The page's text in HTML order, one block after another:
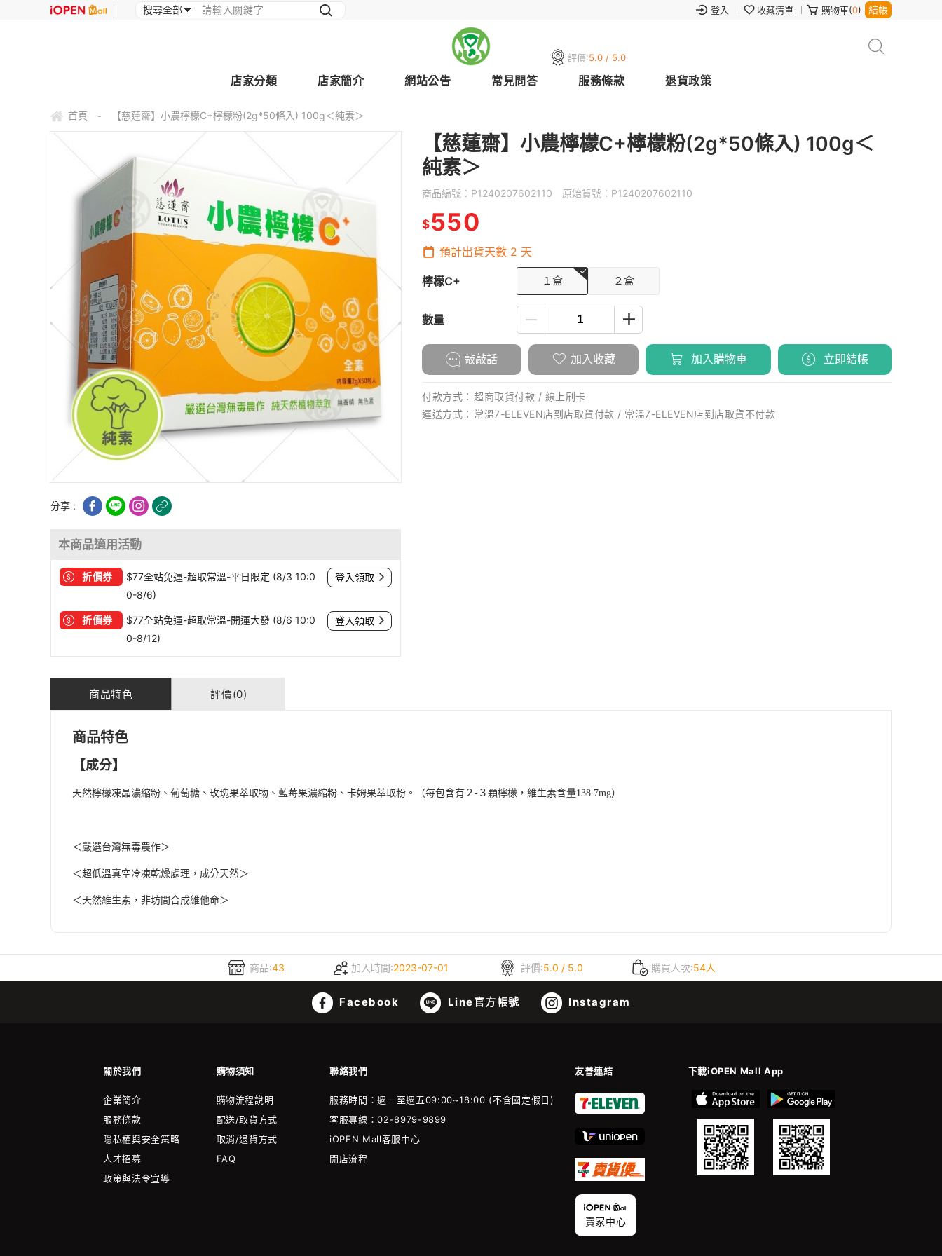
登入 收藏清單 購物車(0) 結帳
評價:5.0 / 5.0
店家分類 店家簡介 網站公告 常見問答 服務條款 退貨政策
首頁 - 【慈蓮齋】小農檸檬C+檸檬粉(2g*50條入) 100g＜純素＞
分享 :
本商品適用活動
折價券
$77全站免運-超取常溫-平日限定 (8/3 10:0
0-8/6)
登入領取
折價券
$77全站免運-超取常溫-開運大發 (8/6 10:0
0-8/12)
登入領取
【慈蓮齋】小農檸檬C+檸檬粉(2g*50條入) 100g＜
純素＞
商品編號： P1240207602110 原始貨號： P1240207602110
$550
預計出貨天數 2 天
檸檬C+ １盒 ２盒
數量
敲敲話 加入收藏 加入購物車 立即結帳
付款方式： 超商取貨付款 / 線上刷卡
運送方式： 常溫7-ELEVEN店到店取貨付款 / 常溫7-ELEVEN店到店取貨不付款
商品特色 評價(0)
商品特色
【成分】
天然檸檬凍晶濃縮粉、葡萄糖 、玫瑰果萃取物 、藍莓果濃縮粉 、卡姆果萃取粉。（每包含有２-３顆檸檬，維生素含量138.7mg）
＜嚴選台灣無毒農作＞
＜超低溫真空冷凍乾燥處理，成分天然＞
＜天然維生素，非坊間合成維他命＞
商品:43 加入時間:2023-07-01 評價:5.0 / 5.0 購買人次:54人
Facebook Line官方帳號 Instagram
關於我們 購物須知 聯絡我們 友善連結 下載iOPEN Mall App
企業簡介
服務條款
隱私權與安全策略
人才招募
政策與法令宣導
購物流程說明
配送/取貨方式
取消/退貨方式
FAQ
服務時間：週一至週五09:00~18:00 (不含國定假日)
客服專線：02-8979-9899
iOPEN Mall客服中心
開店流程
賣家中心